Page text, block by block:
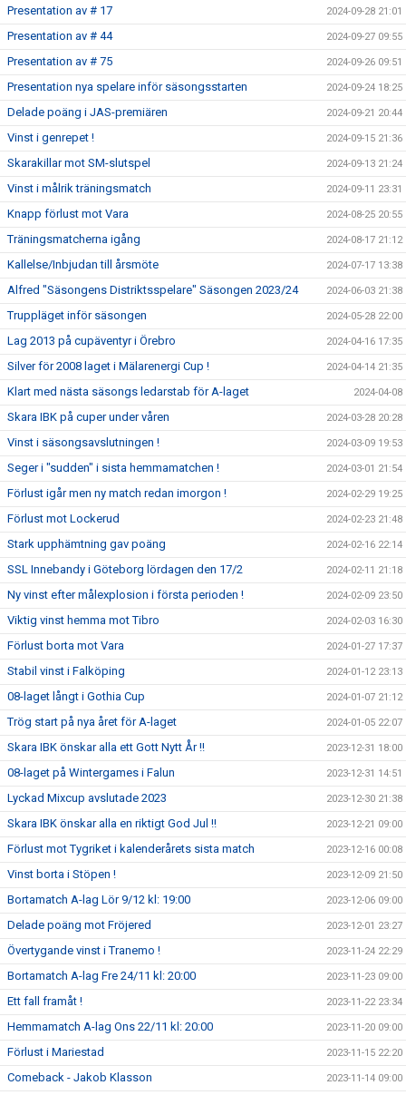
Presentation av # 17 2024-09-28 21:01
Presentation av # 44 2024-09-27 09:55
Presentation av # 75 2024-09-26 09:51
Presentation nya spelare inför säsongsstarten 2024-09-24 18:25
Delade poäng i JAS-premiären 2024-09-21 20:44
Vinst i genrepet ! 2024-09-15 21:36
Skarakillar mot SM-slutspel 2024-09-13 21:24
Vinst i målrik träningsmatch 2024-09-11 23:31
Knapp förlust mot Vara 2024-08-25 20:55
Träningsmatcherna igång 2024-08-17 21:12
Kallelse/Inbjudan till årsmöte 2024-07-17 13:38
Alfred "Säsongens Distriktsspelare" Säsongen 2023/24 2024-06-03 21:38
Truppläget inför säsongen 2024-05-28 22:00
Lag 2013 på cupäventyr i Örebro 2024-04-16 17:35
Silver för 2008 laget i Mälarenergi Cup ! 2024-04-14 21:35
Klart med nästa säsongs ledarstab för A-laget 2024-04-08
Skara IBK på cuper under våren 2024-03-28 20:28
Vinst i säsongsavslutningen ! 2024-03-09 19:53
Seger i "sudden" i sista hemmamatchen ! 2024-03-01 21:54
Förlust igår men ny match redan imorgon ! 2024-02-29 19:25
Förlust mot Lockerud 2024-02-23 21:48
Stark upphämtning gav poäng 2024-02-16 22:14
SSL Innebandy i Göteborg lördagen den 17/2 2024-02-11 21:18
Ny vinst efter målexplosion i första perioden ! 2024-02-09 23:50
Viktig vinst hemma mot Tibro 2024-02-03 16:30
Förlust borta mot Vara 2024-01-27 17:37
Stabil vinst i Falköping 2024-01-12 23:13
08-laget långt i Gothia Cup 2024-01-07 21:12
Trög start på nya året för A-laget 2024-01-05 22:07
Skara IBK önskar alla ett Gott Nytt År !! 2023-12-31 18:00
08-laget på Wintergames i Falun 2023-12-31 14:51
Lyckad Mixcup avslutade 2023 2023-12-30 21:38
Skara IBK önskar alla en riktigt God Jul !! 2023-12-21 09:00
Förlust mot Tygriket i kalenderårets sista match 2023-12-16 00:08
Vinst borta i Stöpen ! 2023-12-09 21:50
Bortamatch A-lag Lör 9/12 kl: 19:00 2023-12-06 09:00
Delade poäng mot Fröjered 2023-12-01 23:27
Övertygande vinst i Tranemo ! 2023-11-24 22:29
Bortamatch A-lag Fre 24/11 kl: 20:00 2023-11-23 09:00
Ett fall framåt ! 2023-11-22 23:34
Hemmamatch A-lag Ons 22/11 kl: 20:00 2023-11-20 09:00
Förlust i Mariestad 2023-11-15 22:20
Comeback - Jakob Klasson 2023-11-14 09:00